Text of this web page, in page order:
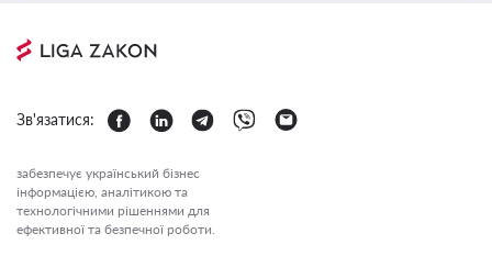
Зв'язатися:
забезпечує український бізнес
інформацією, аналітикою та
технологічними рішеннями для
ефективної та безпечної роботи.